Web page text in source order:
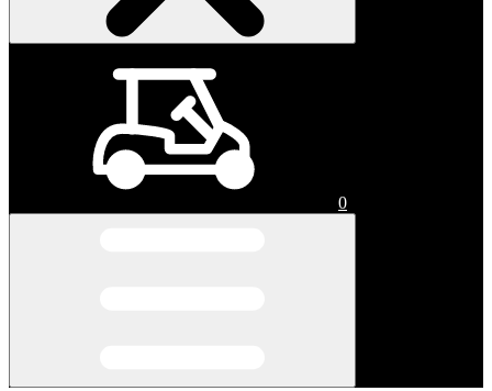
0